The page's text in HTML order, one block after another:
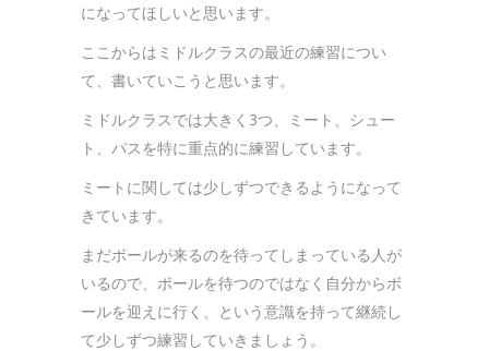
になってほしいと思います。
ここからはミドルクラスの最近の練習につい
て、書いていこうと思います。
ミドルクラスでは大きく3つ、ミート、シュー
ト、パスを特に重点的に練習しています。
ミートに関しては少しずつできるようになって
きています。
まだボールが来るのを待ってしまっている人が
いるので、ボールを待つのではなく自分からボ
ールを迎えに行く、という意識を持って継続し
て少しずつ練習していきましょう。